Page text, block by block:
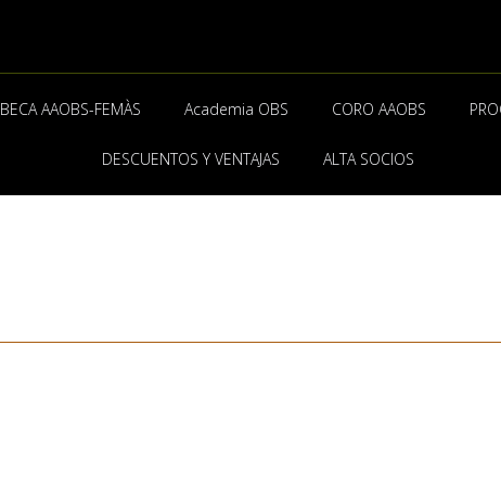
BECA AAOBS-FEMÀS Academia OBS CORO AAOBS
DESCUENTOS Y VENTAJAS ALTA SOCIOS